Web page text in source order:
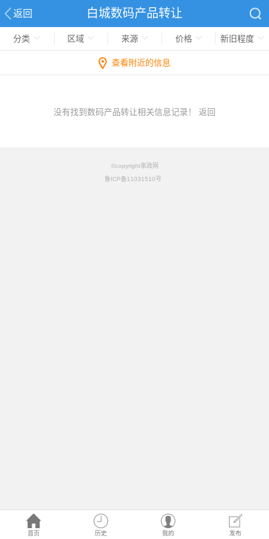
返回 白城数码产品转让
首页 历史 我的 发布
分类 区域 来源 价格 新旧程度
查看附近的信息
没有找到数码产品转让相关信息记录！ 返回
©copyright家政网
鲁ICP备11031510号